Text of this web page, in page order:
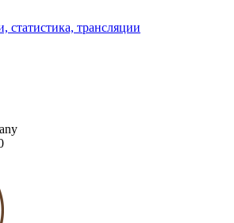
статистика, трансляции